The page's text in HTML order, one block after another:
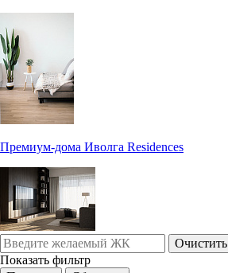
Премиум-дома Иволга Residences
Показать фильтр